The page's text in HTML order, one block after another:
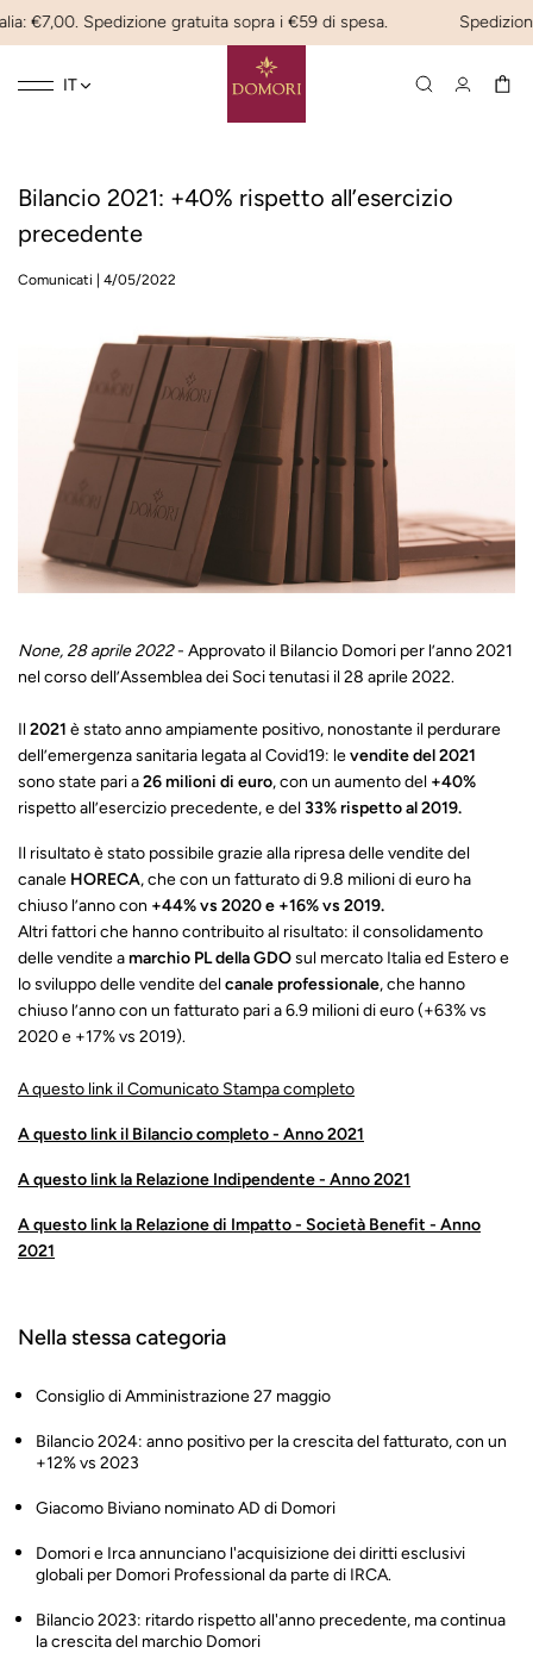
€7,00. Spedizione gratuita sopra i €59 di spesa.
Toggle
☰ IT
Bilancio 2021: +40% rispetto all’esercizio
precedente
Comunicati 4/05/2022
None, 28 aprile 2022- Approvato il Bilancio Domori per l’anno 2021
nel corso dell’Assemblea dei Soci tenutasi il 28 aprile 2022.
Il2021 è stato anno ampiamente positivo, nonostante il perdurare
dell’emergenza sanitaria legata al Covid19: levendite del 2021
sono state pari a26 milioni di euro, con un aumento del +40%
rispetto all’esercizio precedente, e del33% rispettoal 2019.
Il risultato è stato possibile grazie alla ripresa delle vendite del
canale HORECA, che con un fatturato di 9.8 milioni di euro ha
chiuso l’anno con +44% vs 2020 e +16% vs 2019.
Altri fattori che hanno contribuito al risultato: il consolidamento
delle vendite amarchio PL della GDOsul mercato Italia ed Estero e
lo sviluppo delle vendite delcanale professionale, che hanno
chiuso l’anno con un fatturato pari a 6.9 milioni di euro (+63% vs
2020 e +17% vs 2019).
A questo link il Comunicato Stampa completo
A questo link il Bilancio completo - Anno 2021
A questo link la Relazione Indipendente - Anno 2021
A questo link la Relazione di Impatto - Società Benefit - Anno
2021
Nella stessa categoria
Consiglio di Amministrazione 27 maggio
Bilancio 2024: anno positivo per la crescita del fatturato, con un
+12% vs 2023
Giacomo Biviano nominato AD di Domori
Domori e Irca annunciano l'acquisizione dei diritti esclusivi
globali per Domori Professional da parte di IRCA.
Bilancio 2023: ritardo rispetto all'anno precedente, ma continua
la crescita del marchio Domori